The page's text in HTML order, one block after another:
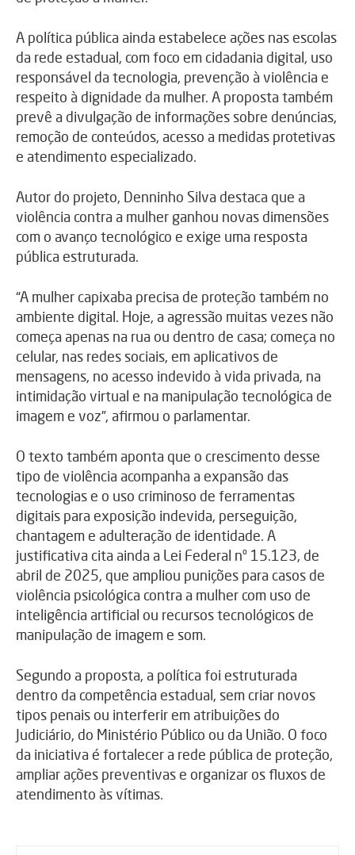
A política pública ainda estabelece ações nas escolas
da rede estadual, com foco em cidadania digital, uso
responsável da tecnologia, prevenção à violência e
respeito à dignidade da mulher. A proposta também
prevê a divulgação de informações sobre denúncias,
remoção de conteúdos, acesso a medidas protetivas
e atendimento especializado.
Autor do projeto, Denninho Silva destaca que a
violência contra a mulher ganhou novas dimensões
com o avanço tecnológico e exige uma resposta
pública estruturada.
“A mulher capixaba precisa de proteção também no
ambiente digital. Hoje, a agressão muitas vezes não
começa apenas na rua ou dentro de casa; começa no
celular, nas redes sociais, em aplicativos de
mensagens, no acesso indevido à vida privada, na
intimidação virtual e na manipulação tecnológica de
imagem e voz”, afirmou o parlamentar.
O texto também aponta que o crescimento desse
tipo de violência acompanha a expansão das
tecnologias e o uso criminoso de ferramentas
digitais para exposição indevida, perseguição,
chantagem e adulteração de identidade. A
justificativa cita ainda a Lei Federal nº 15.123, de
abril de 2025, que ampliou punições para casos de
violência psicológica contra a mulher com uso de
inteligência artificial ou recursos tecnológicos de
manipulação de imagem e som.
Segundo a proposta, a política foi estruturada
dentro da competência estadual, sem criar novos
tipos penais ou interferir em atribuições do
Judiciário, do Ministério Público ou da União. O foco
da iniciativa é fortalecer a rede pública de proteção,
ampliar ações preventivas e organizar os fluxos de
atendimento às vítimas.